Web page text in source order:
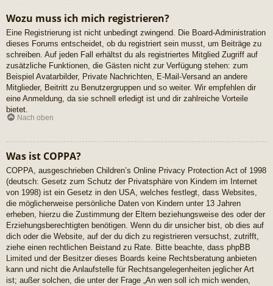
Wozu muss ich mich registrieren?
Eine Registrierung ist nicht unbedingt zwingend. Die Board-Administration
dieses Forums entscheidet, ob du registriert sein musst, um Beiträge zu
schreiben. Auf jeden Fall erhältst du als registriertes Mitglied Zugriff auf
zusätzliche Funktionen, die Gästen nicht zur Verfügung stehen: zum
Beispiel Avatarbilder, Private Nachrichten, E-Mail-Versand an andere
Mitglieder, Beitritt zu Benutzergruppen und so weiter. Wir empfehlen dir
eine Anmeldung, da sie schnell erledigt ist und dir zahlreiche Vorteile
bietet.
Nach oben
Was ist COPPA?
COPPA, ausgeschrieben Children’s Online Privacy Protection Act of 1998
(deutsch: Gesetz zum Schutz der Privatsphäre von Kindern im Internet
von 1998) ist ein Gesetz in den USA, welches festlegt, dass Websites,
die möglicherweise persönliche Daten von Kindern unter 13 Jahren
erheben, hierzu die Zustimmung der Eltern beziehungsweise des oder der
Erziehungsberechtigten benötigen. Wenn du dir unsicher bist, ob dies auf
dich oder die Website, auf der du dich zu registrieren versuchst, zutrifft,
ziehe einen rechtlichen Beistand zu Rate. Bitte beachte, dass phpBB
Limited und der Besitzer dieses Boards keine Rechtsberatung anbieten
kann und nicht die Anlaufstelle für Rechtsangelegenheiten jeglicher Art
ist; außer solchen, die unter der Frage „An wen soll ich mich wenden,